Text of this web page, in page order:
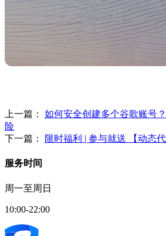
上一篇： 如何安全创建多个谷歌账号
险
下一篇：
限时福利 | 参与就送 【动态
服务时间
周一至周日
10:00-22:00